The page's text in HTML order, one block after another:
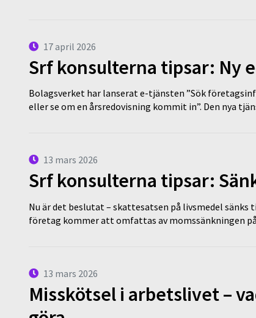
17 april 2026
Srf konsulterna tipsar: Ny
Bolagsverket har lanserat e-tjänsten ”Sök
eller se om en årsredovisning kommit in”. Den nya
13 mars 2026
Srf konsulterna tipsar:
Nu är det beslutat – skattesatsen på livsmedel sänks
företag kommer att omfattas av momssänkningen
13 mars 2026
Misskötsel i arbetslivet –